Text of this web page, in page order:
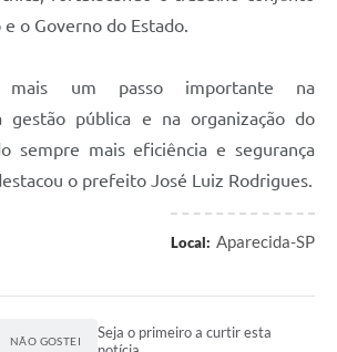
o Governo do Estado.
mais um passo importante na
gestão pública e na organização do
sempre mais eficiência e segurança
o prefeito José Luiz Rodrigues.
Local: Aparecida-SP
NÃO GOSTEI
Seja o primeiro a curtir esta